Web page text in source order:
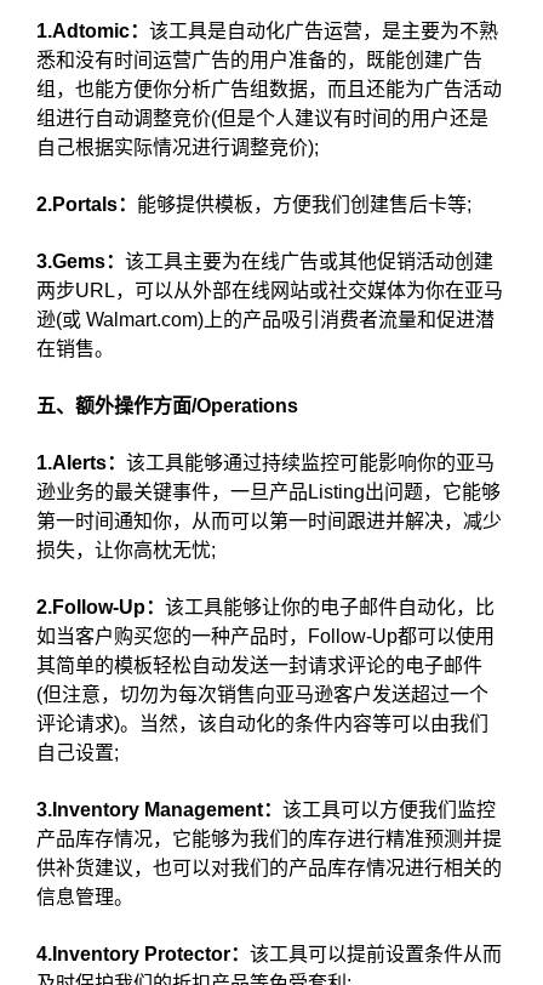
1.Adtomic： 该工具是自动化广告运营，是主要为不熟
悉和没有时间运营广告的用户准备的，既能创建广告
组，也能方便你分析广告组数据，而且还能为广告活动
组进行自动调整竞价(但是个人建议有时间的用户还是
自己根据实际情况进行调整竞价);
2.Portals： 能够提供模板，方便我们创建售后卡等;
3.Gems： 该工具主要为在线广告或其他促销活动创建
两步URL，可以从外部在线网站或社交媒体为你在亚马
逊(或 Walmart.com)上的产品吸引消费者流量和促进潜
在销售。
五、额外操作方面/Operations
1.Alerts： 该工具能够通过持续监控可能影响你的亚马
逊业务的最关键事件，一旦产品Listing出问题，它能够
第一时间通知你，从而可以第一时间跟进并解决，减少
损失，让你高枕无忧;
2.Follow-Up： 该工具能够让你的电子邮件自动化，比
如当客户购买您的一种产品时，Follow-Up都可以使用
其简单的模板轻松自动发送一封请求评论的电子邮件
(但注意，切勿为每次销售向亚马逊客户发送超过一个
评论请求)。当然，该自动化的条件内容等可以由我们
自己设置;
3.Inventory Management： 该工具可以方便我们监控
产品库存情况，它能够为我们的库存进行精准预测并提
供补货建议，也可以对我们的产品库存情况进行相关的
信息管理。
4.Inventory Protector： 该工具可以提前设置条件从而